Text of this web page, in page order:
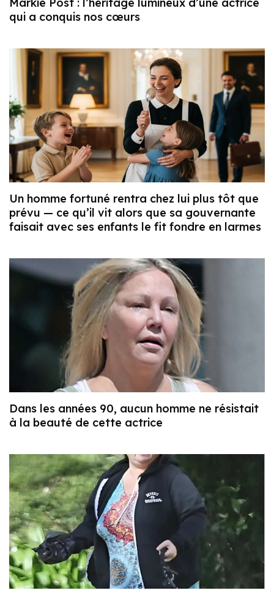
qui a conquis nos cœurs
Un homme fortuné rentra chez lui plus tôt que
prévu — ce qu’il vit alors que sa gouvernante
faisait avec ses enfants le fit fondre en larmes
Dans les années 90, aucun homme ne résistait
à la beauté de cette actrice